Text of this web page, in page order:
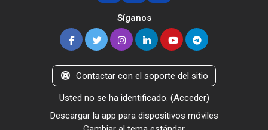
Síganos
Contactar con el soporte del sitio
Usted no se ha identificado. (Acceder)
Descargar la app para dispositivos móviles